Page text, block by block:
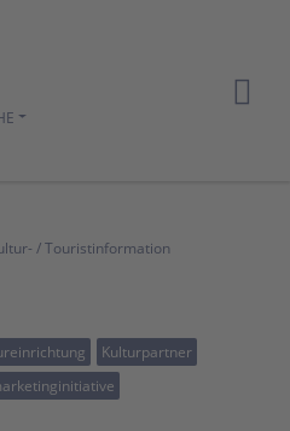
/ Touristinformation
Kulturpartner